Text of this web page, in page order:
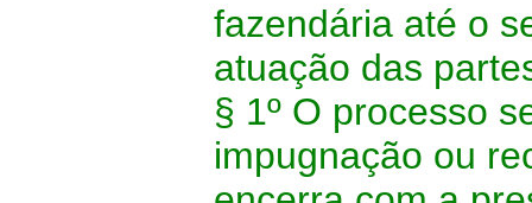
fazendária até o
atuação das
§ 1º O processo
impugnação ou